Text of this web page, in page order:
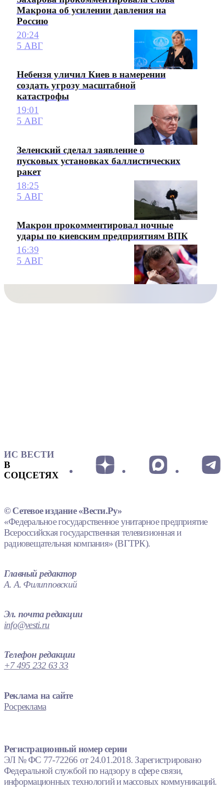
Макрона об усилении давления на
Россию
20:24
5 АВГ
Небензя уличил Киев в намерении
создать угрозу масштабной
катастрофы
19:01
5 АВГ
Зеленский сделал заявление о
пусковых установках баллистических
ракет
18:25
5 АВГ
Макрон прокомментировал ночные
удары по киевским предприятиям ВПК
16:39
5 АВГ
ИС ВЕСТИ
В
СОЦСЕТЯХ
© Сетевое издание «Вести.Ру»
«Федеральное государственное унитарное предприятие
Всероссийская государственная телевизионная и
радиовещательная компания» (ВГТРК).
Главный редактор
А. А. Филипповский
Эл. почта редакции
info@vesti.ru
Телефон редакции
+7 495 232 63 33
Реклама на сайте
Росреклама
Регистрационный номер серии
ЭЛ № ФС 77-72266 от 24.01.2018. Зарегистрировано
Федеральной службой по надзору в сфере связи,
информационных технологий и массовых коммуникаций.